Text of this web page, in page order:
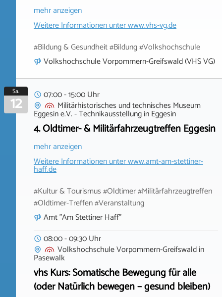
mehr anzeigen
Weitere Informationen unterwww.vhs-vg.de
#Bildung & Gesundheit #Bildung #Volkshochschule
Volkshochschule Vorpommern-Greifswald (VHS VG)
Sa.
12
07:00 - 15:00 Uhr
Militärhistorisches und technisches Museum
Eggesin e.V. - TechnikausstellunginEggesin
4. Oldtimer- & Militärfahrzeugtreffen Eggesin
mehr anzeigen
Weitere Informationen unterwww.amt-am-stettiner-
haff.de
#Kultur & Tourismus #Oldtimer #Militärfahrzeugtreffen
#Oldtimer-Treffen #Veranstaltung
Amt "Am Stettiner Haff"
08:00 - 09:30 Uhr
Volkshochschule Vorpommern-Greifswaldin
Pasewalk
vhs Kurs: Somatische Bewegung für alle
(oder Natürlich bewegen – gesund bleiben)